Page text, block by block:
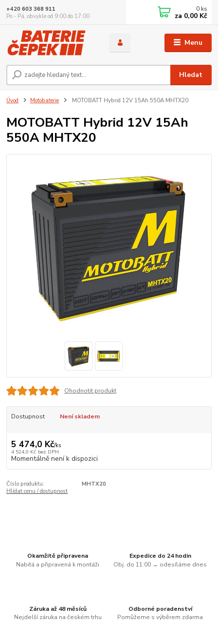
Menu
Hledat
+420 603 368 911
Po - Pá, obvykle od 9:00 do 17:00
0 ks
za 0,00 Kč
Úvod Motobaterie MOTOBATT Hybrid 12V 15Ah 550A MHTX20
MOTOBATT Hybrid 12V 15Ah
550A MHTX20
Ohodnotit produkt
Dostupnost Není skladem
5 474,0 Kč/ks
4 524,0 Kč bez DPH
Momentálně není k dispozici
Číslo produktu:
MHTX20
Hlídat cenu / dostupnost
Okamžitě připravena
Nabitá a připravená k montáži
Expedice do 24 hodin
Obj. do 11:00 → odesíláme dnes
Záruka až 48 měsíců
Nejdelší záruka na českém trhu
Odborné poradenství
Pomůžeme s výběrem zdarma